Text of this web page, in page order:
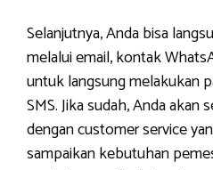
Selanjutnya, Anda bisa
melalui email, kontak
untuk langsung melakukan
SMS. Jika sudah, Anda akan
dengan customer service
sampaikan kebutuhan